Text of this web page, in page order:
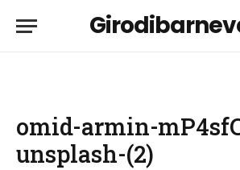
omid-armin-
unsplash-(2)